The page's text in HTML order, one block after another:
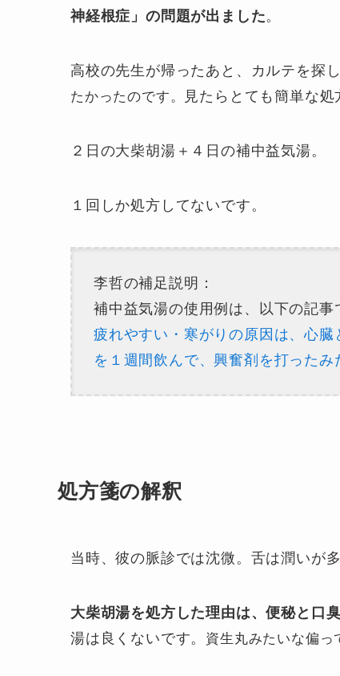
神経根症」の問題が出ました。
高校の先生が帰ったあと、カルテを探し
たかったのです。
見たらとても簡単な処
２日の大柴胡湯＋４日の補中益気湯。
１回しか処方してないです。
李哲の補足説明：
補中益気湯の使用例は、以下の記事
疲れやすい・寒がりの原因は、心
を１週間飲んで、興奮剤を打ったみ
処方箋の解釈
当時、彼の脈診では沈微。舌は潤いが
大柴胡湯を処方した理由は、便秘と口
湯は良くないです。 資生丸みたいな偏っ